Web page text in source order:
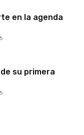
en la agenda
su primera